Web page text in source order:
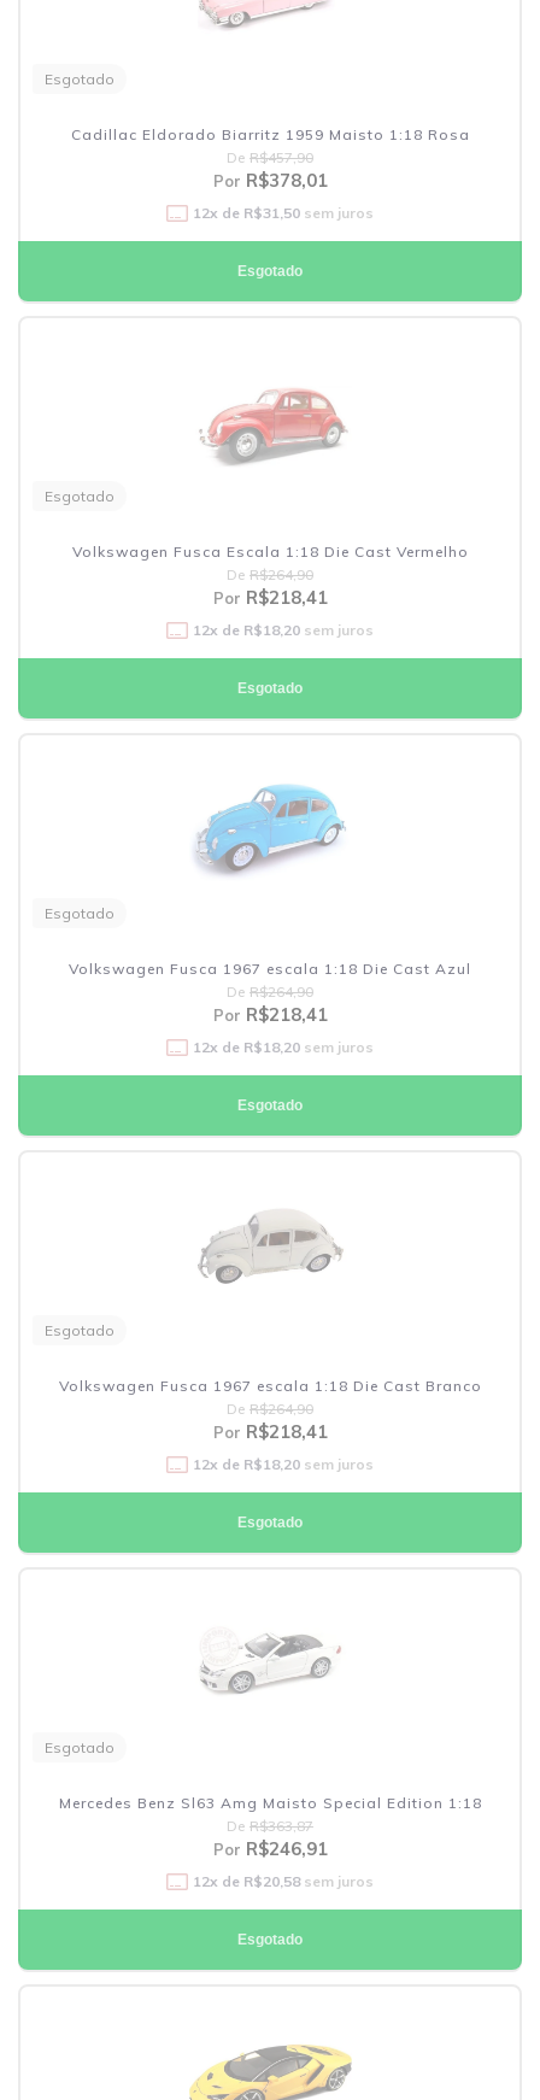
Esgotado
Cadillac Eldorado Biarritz 1959 Maisto 1:18 Rosa
De R$457,90
Por R$378,01
12x de R$31,50 sem juros
Esgotado
Esgotado
Volkswagen Fusca Escala 1:18 Die Cast Vermelho
De R$264,90
Por R$218,41
12x de R$18,20 sem juros
Esgotado
Esgotado
Volkswagen Fusca 1967 escala 1:18 Die Cast Azul
De R$264,90
Por R$218,41
12x de R$18,20 sem juros
Esgotado
Esgotado
Volkswagen Fusca 1967 escala 1:18 Die Cast Branco
De R$264,90
Por R$218,41
12x de R$18,20 sem juros
Esgotado
Esgotado
Mercedes Benz Sl63 Amg Maisto Special Edition 1:18
De R$363,87
Por R$246,91
12x de R$20,58sem juros
Esgotado